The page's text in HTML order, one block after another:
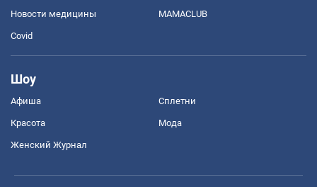
Новости медицины MAMACLUB
Covid
Шоу
Афиша Сплетни
Красота Мода
Женский Журнал